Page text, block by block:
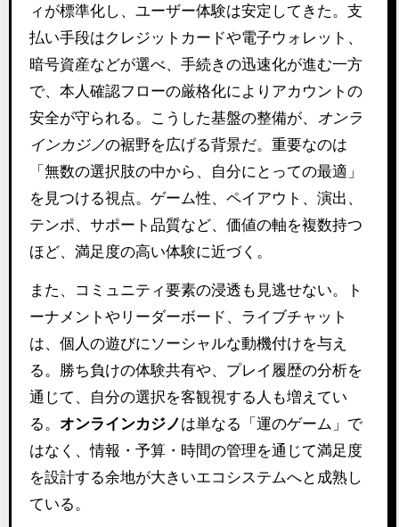
ィが標準化し、ユーザー体験は安定してきた。支
払い手段はクレジットカードや電子ウォレット、
暗号資産などが選べ、手続きの迅速化が進む一方
で、本人確認フローの厳格化によりアカウントの
安全が守られる。こうした基盤の整備が、 オンラ
インカジノの裾野を広げる背景だ。重要なのは
「無数の選択肢の中から、自分にとっての最適」
を見つける視点。ゲーム性、ペイアウト、演出、
テンポ、サポート品質など、価値の軸を複数持つ
ほど、満足度の高い体験に近づく。
また、コミュニティ要素の浸透も見逃せない。ト
ーナメントやリーダーボード、ライブチャット
は、個人の遊びにソーシャルな動機付けを与え
る。勝ち負けの体験共有や、プレイ履歴の分析を
通じて、自分の選択を客観視する人も増えてい
る。 オンラインカジノは単なる「運のゲーム」で
はなく、情報・予算・時間の管理を通じて満足度
を設計する余地が大きいエコシステムへと成熟し
ている。